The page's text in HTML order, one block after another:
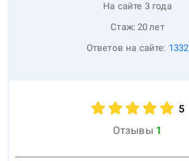
На сайте 3 года
Стаж: 20лет
Ответов на сайте: 1332
5
Отзывы 1